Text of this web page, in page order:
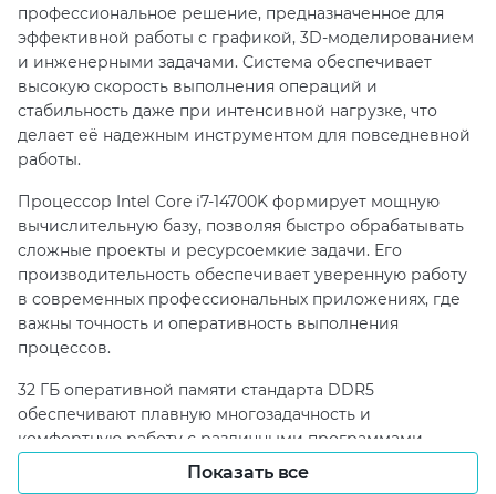
профессиональное решение, предназначенное для
эффективной работы с графикой, 3D-моделированием
и инженерными задачами. Система обеспечивает
высокую скорость выполнения операций и
стабильность даже при интенсивной нагрузке, что
делает её надежным инструментом для повседневной
работы.
Процессор Intel Core i7-14700K формирует мощную
вычислительную базу, позволяя быстро обрабатывать
сложные проекты и ресурсоемкие задачи. Его
производительность обеспечивает уверенную работу
в современных профессиональных приложениях, где
важны точность и оперативность выполнения
процессов.
32 ГБ оперативной памяти стандарта DDR5
обеспечивают плавную многозадачность и
комфортную работу с различными программами
одновременно. Такая конфигурация позволяет
эффективно обрабатывать проекты средней и высокой
Показать все